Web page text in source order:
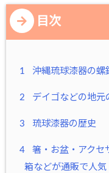
目次
1 沖縄琉球漆器の螺
2 デイゴなどの地元
3 琉球漆器の歴史
4
箸・お盆・アクセ
箱などが通販で人気